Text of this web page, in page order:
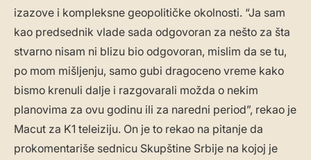
izazove i kompleksne geopolitičke okolnosti. “Ja sam
kao predsednik vlade sada odgovoran za nešto za šta
stvarno nisam ni blizu bio odgovoran, mislim da se tu,
po mom mišljenju, samo gubi dragoceno vreme kako
bismo krenuli dalje i razgovarali možda o nekim
planovima za ovu godinu ili za naredni period”, rekao je
Macut za K1 teleiziju. On je to rekao na pitanje da
prokomentariše sednicu Skupštine Srbije na kojoj je